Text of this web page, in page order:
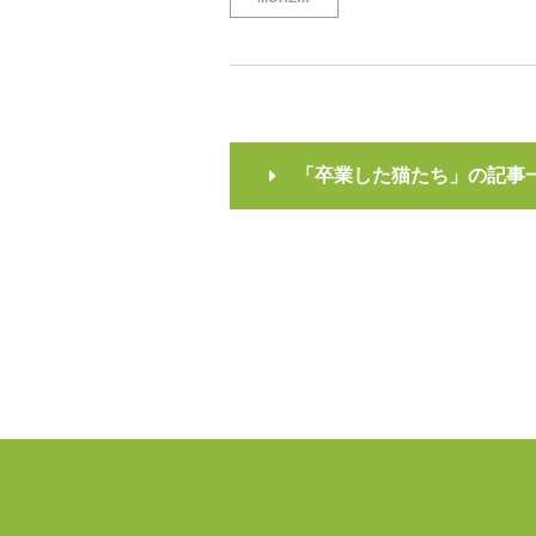
「卒業した猫たち」の記事